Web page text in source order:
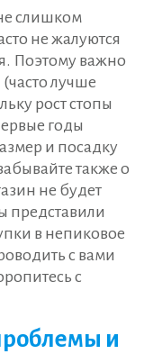
слишком
не жалуются
Поэтому важно
лучше
рост стопы
годы
и посадку
также о
не будет
представили
в непиковое
с вами
с
и